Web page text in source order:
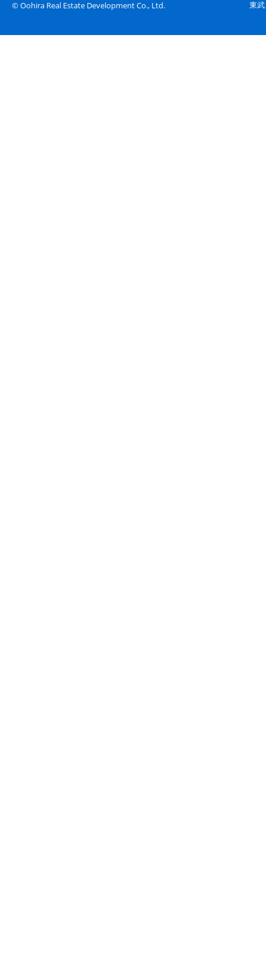
東
© Oohira Real Estate Development Co., Ltd.